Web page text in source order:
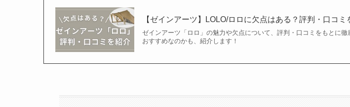
【ゼインアーツ】LOLO/ロロに欠点はある？評判・口コミ
ゼインアーツ「ロロ」の魅力や欠点について、評判・口コミをもとに徹
おすすめなのかも、紹介します！